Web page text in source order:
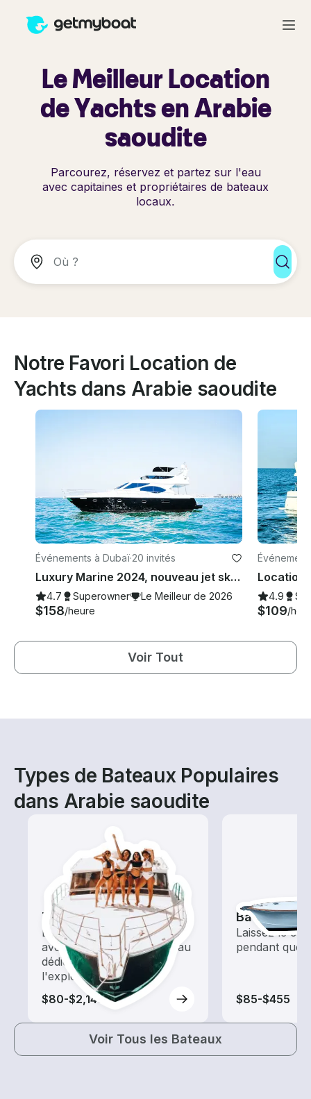
Le Meilleur Location
de Yachts en Arabie
saoudite
Parcourez, réservez et partez sur l'eau
avec capitaines et propriétaires de bateaux
locaux.
Notre Favori Location de
Yachts dans Arabie saoudite
Événements à Dubaï·20 invités
Luxury Marine 2024, nouveau jet ski gratuit, terrasse ensoleillée spacieuse de 60 pieds à Dubaï, meilleure offre
4.7 Superowner Le Meilleur de 2026
$158/heure
4.9
$109/
Voir Tout
Types de Bateaux Populaires
dans Arabie saoudite
Tours
Explorez les eaux locales
avec une location de bateau
dédiée au tourisme et à
l'exploration
$80-$2,145
Bateaux de
Laissez le
pendant que
$85-$455
Voir Tous les Bateaux